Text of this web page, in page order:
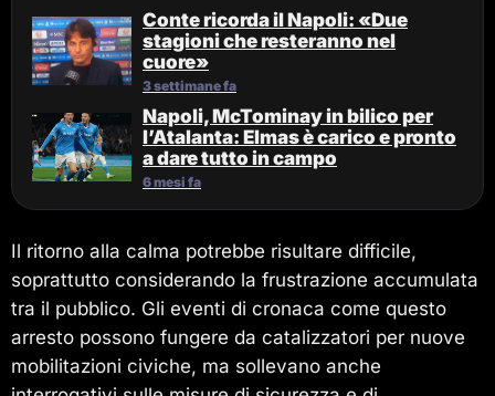
Conte ricorda il Napoli: «Due
stagioni che resteranno nel
cuore»
3 settimane fa
Napoli, McTominay in bilico per
l’Atalanta: Elmas è carico e pronto
a dare tutto in campo
6 mesi fa
Il ritorno alla calma potrebbe risultare difficile,
soprattutto considerando la frustrazione accumulata
tra il pubblico. Gli eventi di cronaca come questo
arresto possono fungere da catalizzatori per nuove
mobilitazioni civiche, ma sollevano anche